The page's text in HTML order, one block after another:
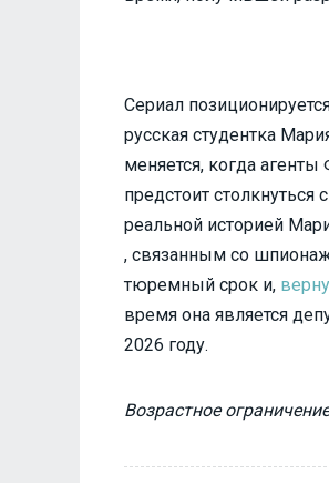
Сериал
русская студентка
меняется, когда
предстоит
реальной историей
, связанным со
тюремный срок и,
время она является
2026 году.
Возрастное